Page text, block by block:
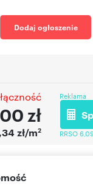
Dodaj ogłoszenie
zł
zł/m2
Reklama
RRSO